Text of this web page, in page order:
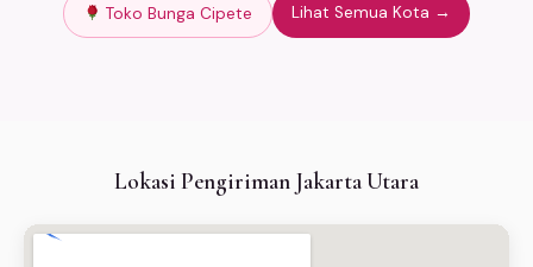
Toko Bunga Cipete Lihat Semua Kota →
Lokasi Pengiriman Jakarta Utara